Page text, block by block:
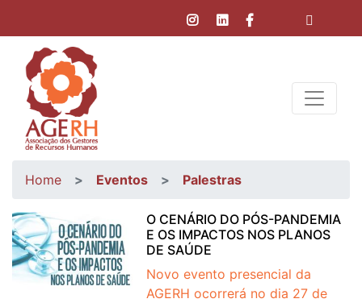
Home Eventos Palestras
O CENÁRIO DO PÓS-PANDEMIA
E OS IMPACTOS NOS PLANOS
DE SAÚDE
Novo evento presencial da
AGERH ocorrerá no dia 27 de